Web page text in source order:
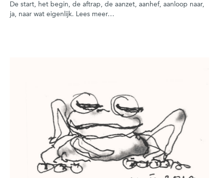
De start, het begin, de aftrap, de aanzet, aanhef, aanloop naar,
ja, naar wat eigenlijk. Lees meer…